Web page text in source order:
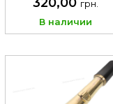
грн.
В наличии